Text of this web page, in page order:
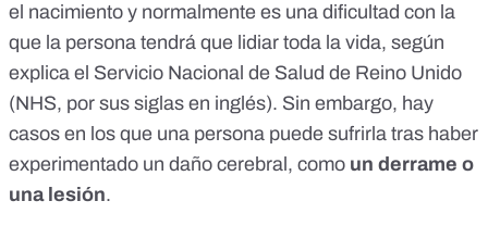
el nacimiento y normalmente es una dificultad con la
que la persona tendrá que lidiar toda la vida, según
explica el Servicio Nacional de Salud de Reino Unido
(NHS, por sus siglas en inglés). Sin embargo, hay
casos en los que una persona puede sufrirla tras haber
experimentado un daño cerebral, como un derrame o
una lesión.